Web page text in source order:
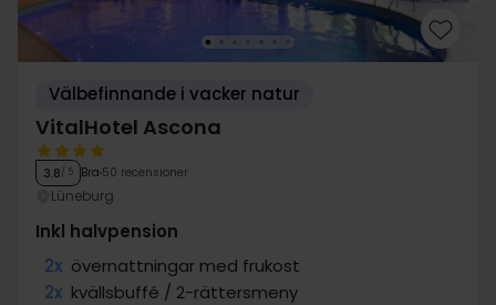
Välbefinnande i vacker natur
VitalHotel Ascona
3.8/ 5 Bra 50 recensioner
Lüneburg
Inkl halvpension
2x övernattningar med frukost
2x kvällsbuffé / 2-rättersmeny